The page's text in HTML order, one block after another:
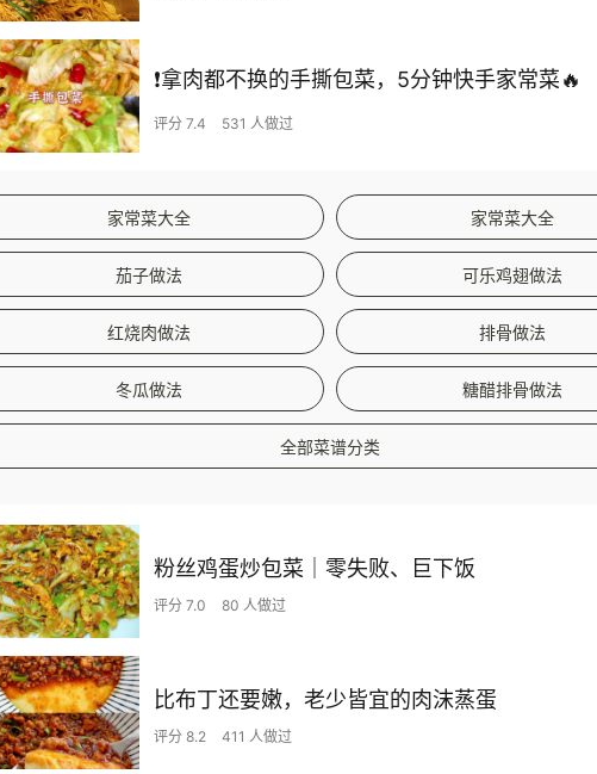
❗拿肉都不换的手撕包菜，5分钟快手家常菜🔥
评分 7.4 531 人做过
家常菜大全 家常菜大全
茄子做法 可乐鸡翅做法
红烧肉做法 排骨做法
冬瓜做法 糖醋排骨做法
全部菜谱分类
粉丝鸡蛋炒包菜｜零失败、巨下饭
评分 7.0 80 人做过
比布丁还要嫩，老少皆宜的肉沫蒸蛋
评分 8.2 411 人做过